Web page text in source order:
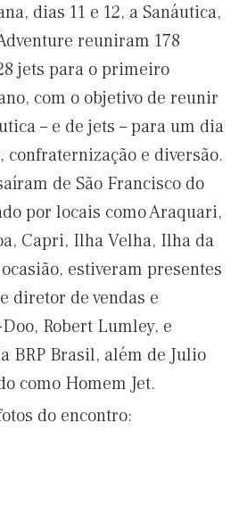
dias 11 e 12, a Sanáutica,
reuniram 178
jets para o primeiro
com o objetivo de reunir
– e de jets – para um dia
confraternização e diversão.
de São Francisco do
por locais como Araquari,
Capri, Ilha Velha, Ilha da
estiveram presentes
diretor de vendas e
Robert Lumley, e
BRP Brasil, além de Julio
como Homem Jet.
do encontro: